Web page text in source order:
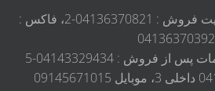
شماره های تماس مدیریت فروش : 04136370821-2، فاکس :
04136370392
شماره های تماس خدمات پس از فروش : 04143329434-5